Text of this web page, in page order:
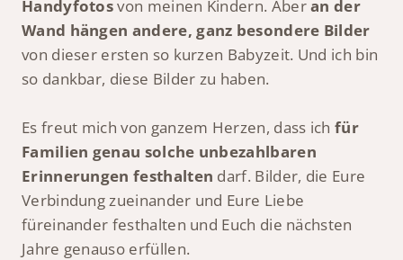
Handyfotosvon meinen Kindern. Aberan der
Wand hängen andere, ganz besondere Bilder
von dieser ersten so kurzen Babyzeit. Und ich bin
so dankbar, diese Bilder zu haben.
Es freut mich von ganzem Herzen, dass ichfür
Familien genau solche unbezahlbaren
Erinnerungen festhalten darf. Bilder, die Eure
Verbindung zueinander und Eure Liebe
füreinander festhalten und Euch die nächsten
Jahre genauso erfüllen.